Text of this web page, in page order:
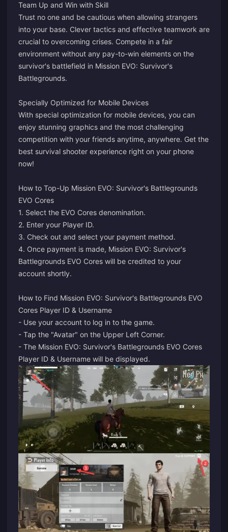
Team Up and Win with Skill
Trust no one and be cautious when allowing strangers
into your base. Clever tactics and effective teamwork are
crucial to overcoming crises. Compete in a fair
environment without any pay-to-win elements on the
survivor's battlefield in Mission EVO: Survivor's
Battlegrounds.
Specially Optimized for Mobile Devices
With special optimization for mobile devices, you can
enjoy stunning graphics and the most challenging
competition with your friends anytime, anywhere. Get the
best survival shooter experience right on your phone
now!
How to Top-Up Mission EVO: Survivor's Battlegrounds
EVO Cores
1. Select the EVO Cores denomination.
2. Enter your Player ID.
3. Check out and select your payment method.
4. Once payment is made, Mission EVO: Survivor's
Battlegrounds EVO Cores will be credited to your
account shortly.
How to Find Mission EVO: Survivor's Battlegrounds EVO
Cores Player ID & Username
- Use your account to log in to the game.
- Tap the "Avatar" on the Upper Left Corner.
- The Mission EVO: Survivor's Battlegrounds EVO Cores
Player ID & Username will be displayed.